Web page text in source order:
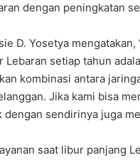
dengan peningkatan
D. Yosetya
setiap tahun
kombinasi antara
Jika kami bisa
sendirinya juga
saat libur panjang